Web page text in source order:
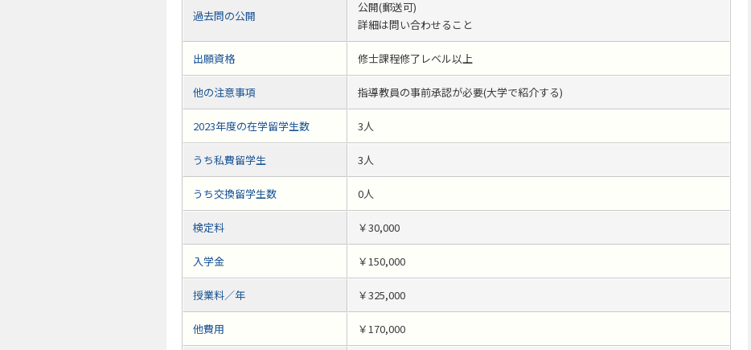
過去問の公開
公開(郵送可)
詳細は問い合わせること
出願資格 修士課程修了レベル以上
他の注意事項 指導教員の事前承認が必要(大学で紹介する)
2023年度の在学留学生数 3人
うち私費留学生 3人
うち交換留学生数 0人
検定料 ￥30,000
入学金 ￥150,000
授業料／年 ￥325,000
他費用 ￥170,000